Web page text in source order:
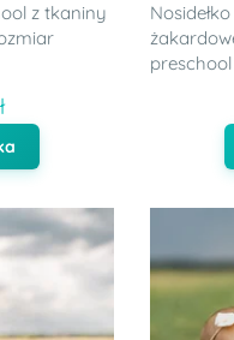
z tkaniny
preschool